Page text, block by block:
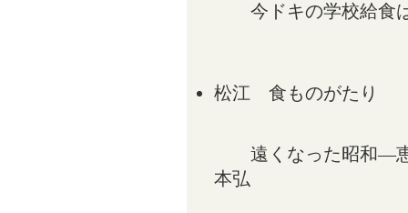
今ドキの学校給
松江 食ものがたり
遠くなった昭和―恵
本弘